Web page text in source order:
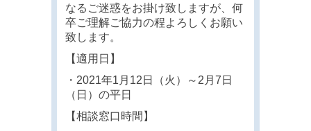
なるご迷惑をお掛け致しますが、何
卒ご理解ご協力の程よろしくお願い
致します。
【適用日】
・2021年1月12日（火）～2月7日
（日）の平日
【相談窓口時間】